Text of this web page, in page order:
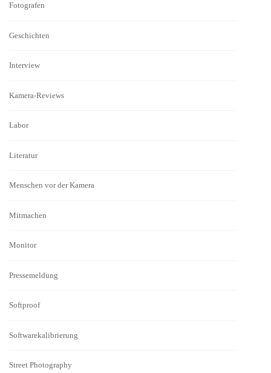
Fotografen
Geschichten
Interview
Kamera-Reviews
Labor
Literatur
Menschen vor der Kamera
Mitmachen
Monitor
Pressemeldung
Softproof
Softwarekalibrierung
Street Photography